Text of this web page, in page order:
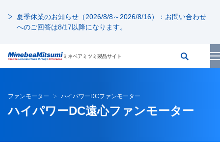
夏季休業のお知らせ（2026/8/8～2026/8/16）：お問い合わせ
へのご回答は8/17以降になります。
ミネベアミツミ製品サイト
ファンモーター ハイパワーDCファンモーター
ハイパワーDC遠心ファンモーター